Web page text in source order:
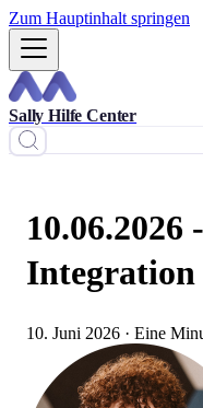
Zum Hauptinhalt springen
Sally Hilfe Center
Integration
10. Juni 2026 · Eine